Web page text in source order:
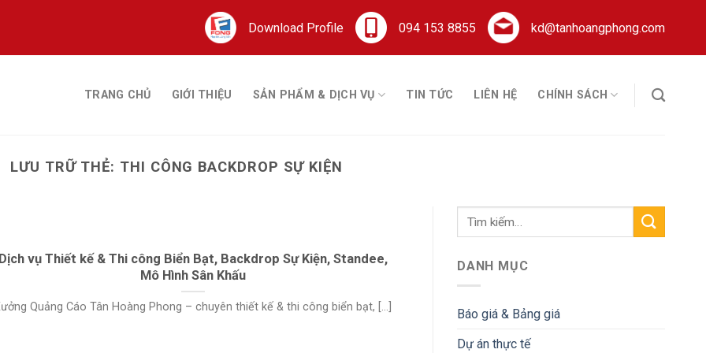
Download Profile 094 153 8855 kd@tanhoangphong.com
TRANG CHỦ GIỚI THIỆU SẢN PHẨM & DỊCH VỤ TIN TỨC LIÊN HỆ CHÍNH SÁCH
LƯU TRỮ THẺ: THI CÔNG BACKDROP SỰ KIỆN
Dịch vụ Thiết kế & Thi công Biển Bạt, Backdrop Sự Kiện, Standee,
Mô Hình Sân Khấu
Quảng Cáo Tân Hoàng Phong – chuyên thiết kế & thi công biển bạt, [...]
DANH MỤC
Báo giá & Bảng giá
Dự án thực tế